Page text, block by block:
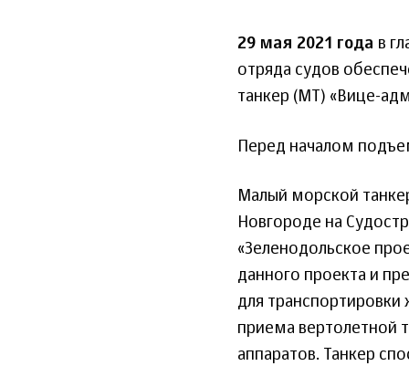
29 мая 2021 года в
отряда судов
танкер (МТ) «Вице-
Перед началом
Малый морской
Новгороде на
«Зеленодольское
данного проекта и
для
приема вертолетной
аппаратов. Танкер